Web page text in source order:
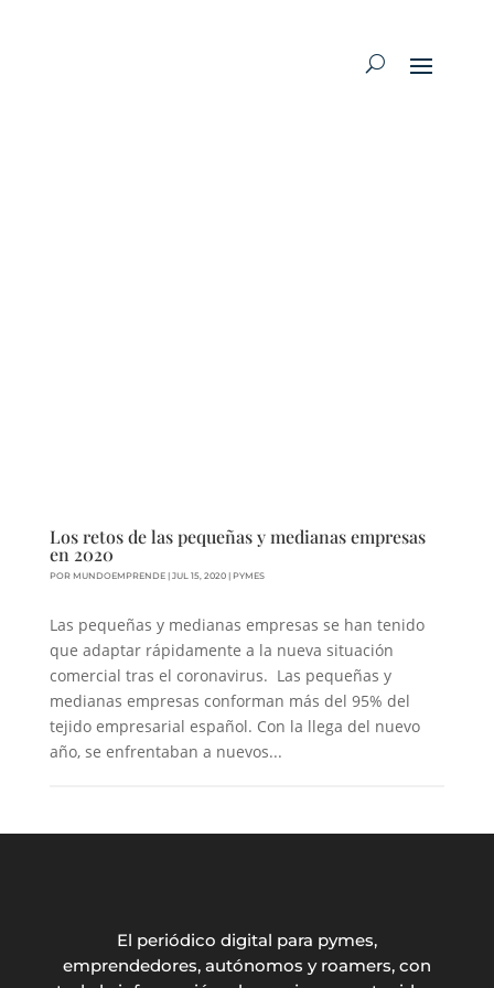
Los retos de las pequeñas y medianas empresas
en 2020
POR MUNDOEMPRENDE| JUL 15, 2020| PYMES
Las pequeñas y medianas empresas se han tenido
que adaptar rápidamente a la nueva situación
comercial tras el coronavirus. Las pequeñas y
medianas empresas conforman más del 95% del
tejido empresarial español. Con la llega del nuevo
año, se enfrentaban a nuevos...
El periódico digital para pymes,
emprendedores, autónomos y roamers, con